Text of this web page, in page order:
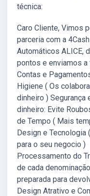
técnica:
Caro Cliente, Vimos
parceria com a
Automáticos ALICE,
pontos e enviamos a
Contas e
Higiene ( Os
dinheiro ) Segurança
dinheiro: Evite
de Tempo ( Mais
Design e Tecnologia
para o seu negocio
Processamento do
de cada
preparada para
Design Atrativo e